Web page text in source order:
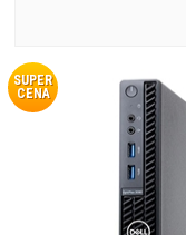
SUPER
CENA